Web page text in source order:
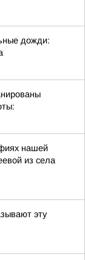
дожди:
нашей
из села
эту